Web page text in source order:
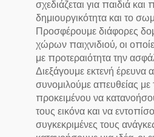
σχεδιάζεται για παιδιά και
δημιουργικότητα και το
Προσφέρουμε διάφορες
χώρων παιχνιδιού, οι
με προτεραιότητα την
Διεξάγουμε εκτενή έρευνα
συνομιλούμε απευθείας με
προκειμένου να
τους εικόνα και να
συγκεκριμένες τους